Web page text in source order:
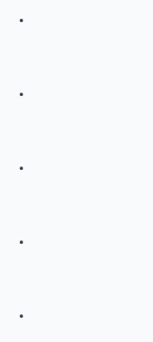
.
.
.
.
.